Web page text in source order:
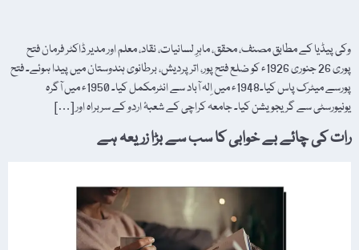
وکی پیڈیا کے مطابق مصنف، محقق، ماہرِ لسانیات، نقاد، معلم اور مدیر ڈاکٹر فرمان فتح
پوری 26 جنوری 1926ء کو ضلع فتح پور، اترپردیش، برطانوی ہندوستان میں پیدا ہوئے۔ فتح
پورسے میٹرک پاس کیا۔1948ء میں اِلہ آباد سے انٹرمکمل کیا۔ 1950ء میں آگرہ
یونیورسٹی سے گریجویشن کیا۔ جامعہ کراچی کے شعبۂ اردو کے سربراہ اور […]
رات کی چائے بے خوابی کا سب سے بڑا زریعہ ہے